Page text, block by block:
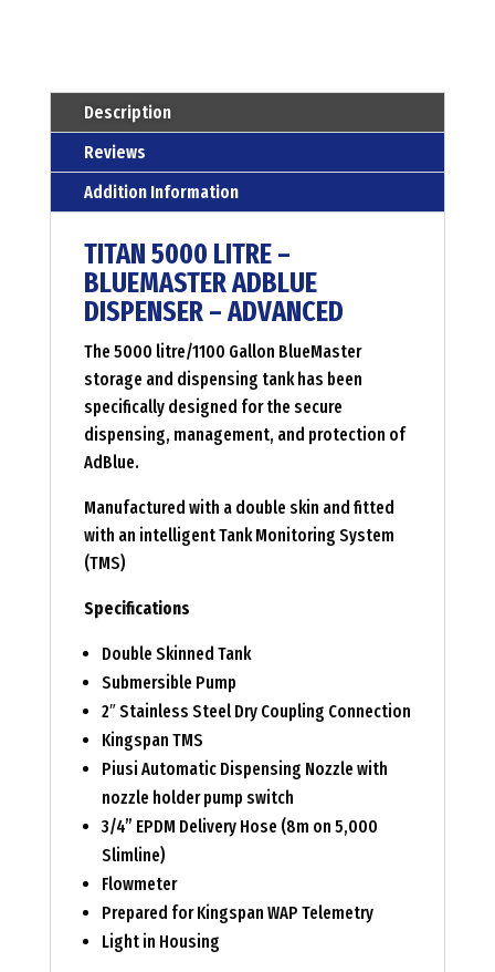
advanced
Menge
Description
Reviews
Addition Information
TITAN 5000 LITRE –
BLUEMASTER ADBLUE
DISPENSER – ADVANCED
The 5000 litre/1100 Gallon BlueMaster
storage and dispensing tank has been
specifically designed for the secure
dispensing, management, and protection of
AdBlue.
Manufactured with a double skin and fitted
with an intelligent Tank Monitoring System
(TMS)
Specifications
Double Skinned Tank
Submersible Pump
2″ Stainless Steel Dry Coupling Connection
Kingspan TMS
Piusi Automatic Dispensing Nozzle with
nozzle holder pump switch
3/4” EPDM Delivery Hose (8m on 5,000
Slimline)
Flowmeter
Prepared for Kingspan WAP Telemetry
Light in Housing